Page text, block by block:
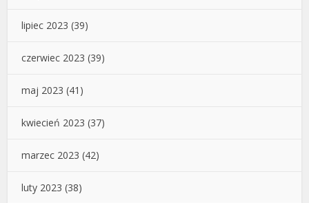
lipiec 2023 (39)
czerwiec 2023 (39)
maj 2023 (41)
kwiecień 2023 (37)
marzec 2023 (42)
luty 2023 (38)